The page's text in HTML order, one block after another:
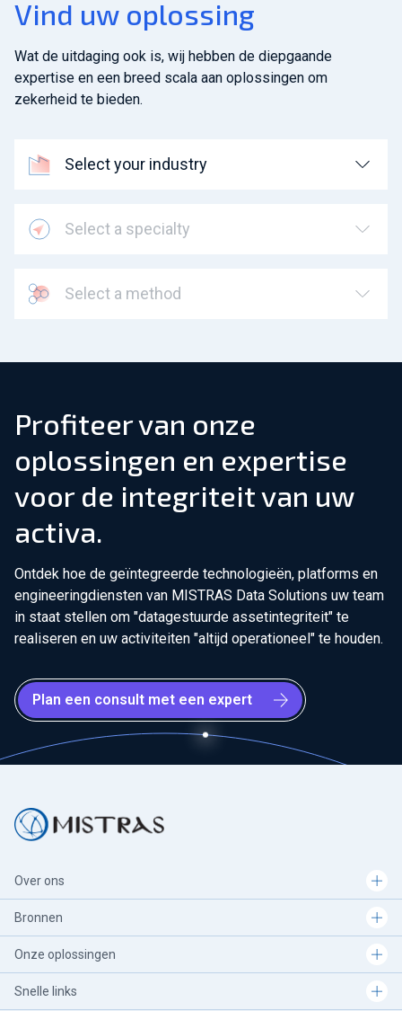
Vind uw oplossing
Wat de uitdaging ook is, wij hebben de diepgaande
expertise en een breed scala aan oplossingen om
zekerheid te bieden.
Select your industry
Select a specialty
Select a method
Profiteer van onze
oplossingen en expertise
voor de integriteit van uw
activa.
Ontdek hoe de geïntegreerde technologieën, platforms en
engineeringdiensten van MISTRAS Data Solutions uw team
in staat stellen om "datagestuurde assetintegriteit" te
realiseren en uw activiteiten "altijd operationeel" te houden.
Plan een consult met een expert
Over ons
Bronnen
Onze oplossingen
Snelle links